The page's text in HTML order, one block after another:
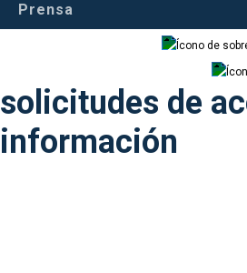
Prensa
solicitudes de
información